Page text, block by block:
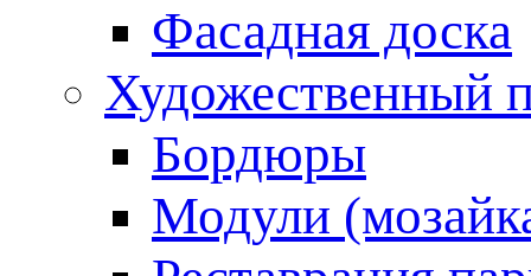
Фасадная доска
Художественный
Бордюры
Модули